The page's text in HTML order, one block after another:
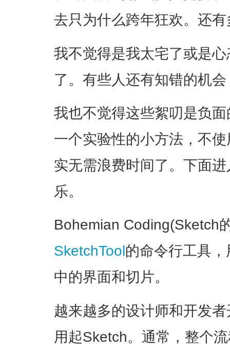
去只为什么跨年狂欢。还
我不觉得是我太宅了或是
了。有些人还有知错的机
我也不觉得这些絮叨是负
一个实验性的小方法，不
实无需浪费时间了。下面
乐。
Bohemian Coding(Sketch
SketchTool的命令行工具
中的界面和切片。
越来越多的设计师和开发
用起Sketch。通常，整个